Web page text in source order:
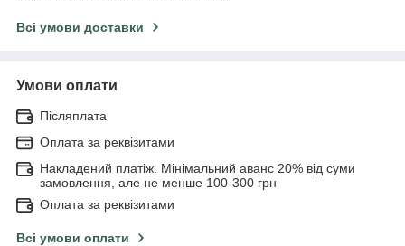
Всі умови доставки
Умови оплати
Післяплата
Оплата за реквізитами
Накладений платіж. Мінімальний аванс 20% від суми
замовлення, але не менше 100-300 грн
Оплата за реквізитами
Всі умови оплати